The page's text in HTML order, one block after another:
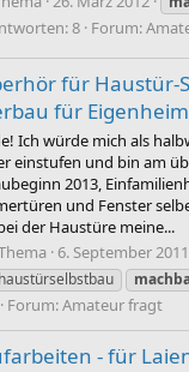
8 Forum:
für Haustür-
für
Ich würde mich als
einstufen und bin am
2013,
und Fenster
der Haustüre meine...
6. September 2011
haustürselbstbau
Forum:Amateur fragt
- für